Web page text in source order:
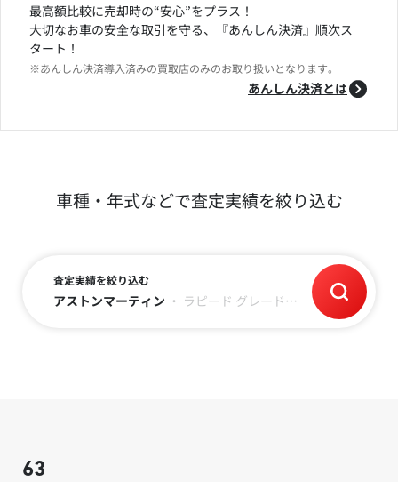
最高額比較に売却時の“安心”をプラス！
大切なお車の安全な取引を守る、『あんしん決済』順次ス
タート！
※あんしん決済導入済みの買取店のみのお取り扱いとなります。
あんしん決済とは
車種・年式などで査定実績を絞り込む
査定実績を絞り込む
アストンマーティン ・ ラピード グレード ・ 年式 ・走行距離
63